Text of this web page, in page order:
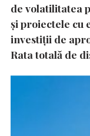
de volatilitatea
și proiectele cu
investiții de
Rata totală de